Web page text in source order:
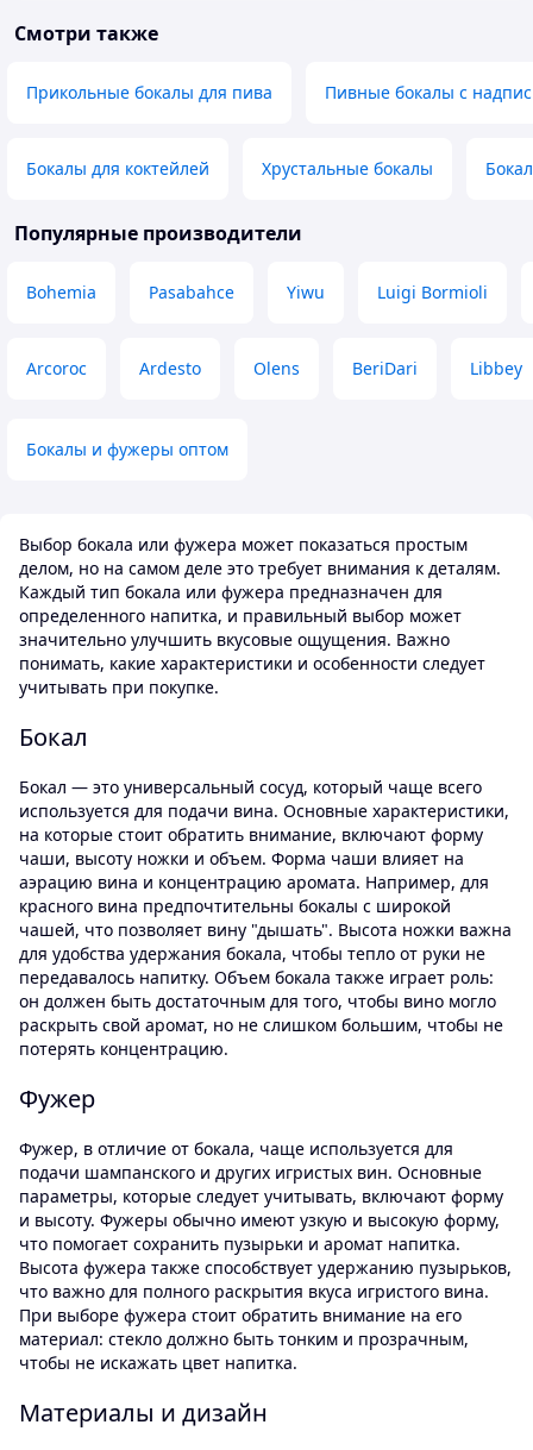
Выбор бокала или фужера может показаться простым
делом, но на самом деле это требует внимания к деталям.
Каждый тип бокала или фужера предназначен для
определенного напитка, и правильный выбор может
значительно улучшить вкусовые ощущения. Важно
понимать, какие характеристики и особенности следует
учитывать при покупке.
Бокал
Бокал — это универсальный сосуд, который чаще всего
используется для подачи вина. Основные характеристики,
на которые стоит обратить внимание, включают форму
чаши, высоту ножки и объем. Форма чаши влияет на
аэрацию вина и концентрацию аромата. Например, для
красного вина предпочтительны бокалы с широкой
чашей, что позволяет вину "дышать". Высота ножки важна
для удобства удержания бокала, чтобы тепло от руки не
передавалось напитку. Объем бокала также играет роль:
он должен быть достаточным для того, чтобы вино могло
раскрыть свой аромат, но не слишком большим, чтобы не
потерять концентрацию.
Фужер
Фужер, в отличие от бокала, чаще используется для
подачи шампанского и других игристых вин. Основные
параметры, которые следует учитывать, включают форму
и высоту. Фужеры обычно имеют узкую и высокую форму,
что помогает сохранить пузырьки и аромат напитка.
Высота фужера также способствует удержанию пузырьков,
что важно для полного раскрытия вкуса игристого вина.
При выборе фужера стоит обратить внимание на его
материал: стекло должно быть тонким и прозрачным,
чтобы не искажать цвет напитка.
Материалы и дизайн
прекрасну якість товару. Все
Задоволена всім!!
Преимущества
Недостатки
літні напої, і
чисте, без
бокалом!
«Харрікейн»,
стійкий завдяки
Жодних.
Смотри также
Прикольные бокалы для пива Пивные бокалы с
Бокалы для коктейлей Хрустальные бокалы
Популярные производители
Bohemia Pasabahce Yiwu Luigi Bormioli
Arcoroc Ardesto Olens BeriDari Libbey
Бокалы и фужеры оптом